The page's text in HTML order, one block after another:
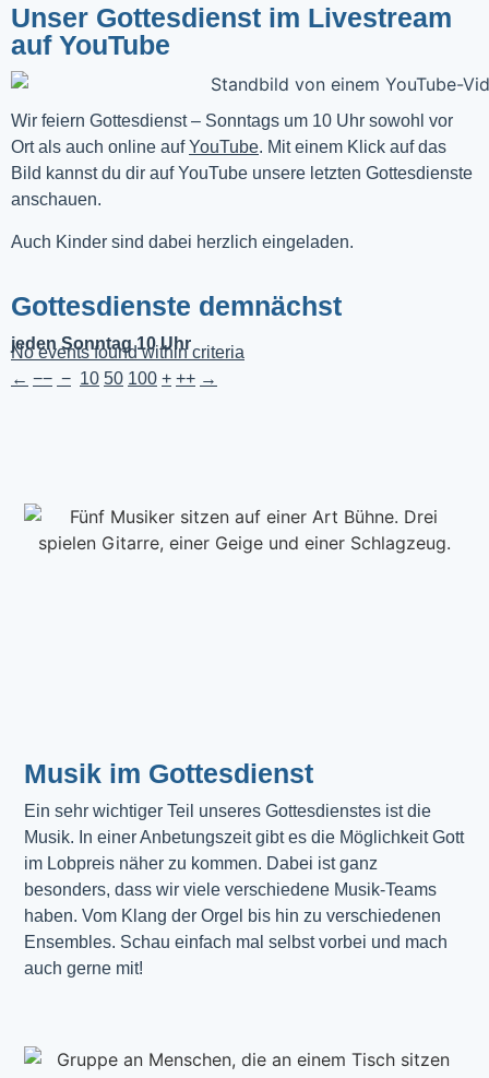
Unser Gottesdienst im Livestream
auf YouTube
Wir feiern Gottesdienst – Sonntags um 10 Uhr sowohl vor
Ort als auch online auf YouTube. Mit einem Klick auf das
Bild kannst du dir auf YouTube unsere letzten Gottesdienste
anschauen.
Auch Kinder sind dabei herzlich eingeladen.
Gottesdienste demnächst
jeden Sonntag 10 Uhr
No events found within criteria
← −− − 10 50 100 + ++ →
Musik im Gottesdienst​
Ein sehr wichtiger Teil unseres Gottesdienstes ist die
Musik. In einer Anbetungszeit gibt es die Möglichkeit Gott
im Lobpreis näher zu kommen. Dabei ist ganz
besonders, dass wir viele verschiedene Musik-Teams
haben. Vom Klang der Orgel bis hin zu verschiedenen
Ensembles. Schau einfach mal selbst vorbei und mach
auch gerne mit!